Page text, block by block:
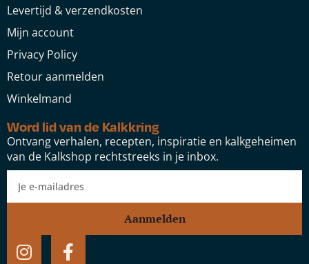
Levertijd & verzendkosten
Mijn account
Privacy Policy
Retour aanmelden
Winkelmand
Word lid van de Kalkkring
Ontvang verhalen, recepten, inspiratie en kalkgeheimen
van de Kalkshop rechtstreeks in je inbox.
Aanmelden